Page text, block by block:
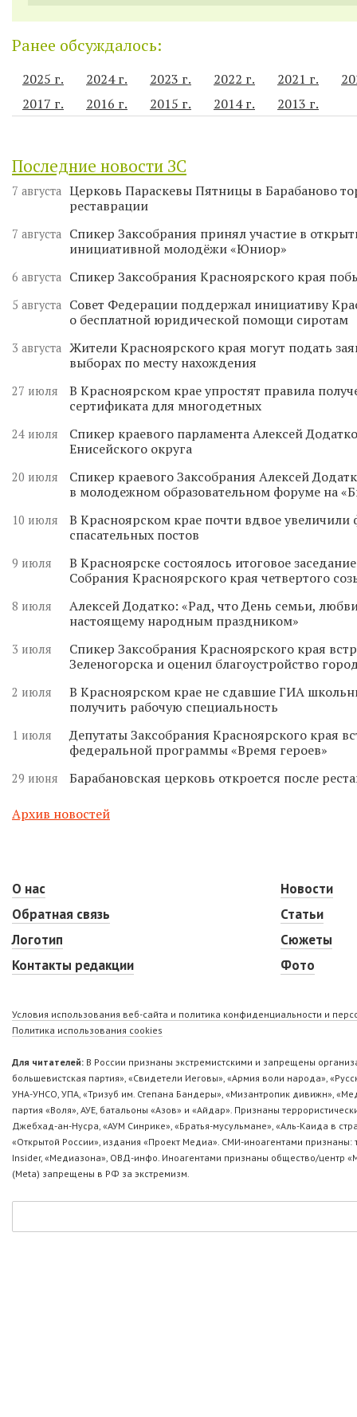
Ранее обсуждалось:
2025 г. 2024 г. 2023 г. 2022 г. 2021 г.
2017 г.
2016 г. 2015 г. 2014 г. 2013 г.
Последние новости ЗС
7 августа Церковь Параскевы Пятницы в Барабаново
реставрации
7 августа
Спикер Заксобрания принял участие в
инициативной молодёжи «Юниор»
6 августа Спикер Заксобрания Красноярского края
5 августа
Совет Федерации поддержал инициативу
о бесплатной юридической помощи сиротам
3 августа Жители Красноярского края могут подать
выборах по месту нахождения
27 июля
В Красноярском крае упростят правила
сертификата для многодетных
24 июля
Спикер краевого парламента Алексей
Енисейского округа
20 июля
Спикер краевого Заксобрания Алексей
в молодежном образовательном форуме на
10 июля
В Красноярском крае почти вдвое
спасательных постов
9 июля
В Красноярске состоялось итоговое
Собрания Красноярского края четвертого
8 июля
Алексей Додатко: «Рад, что День семьи,
настоящему народным праздником»
3 июля
Спикер Заксобрания Красноярского края
Зеленогорска и оценил благоустройство
2 июля
В Красноярском крае не сдавшие ГИА
получить рабочую специальность
1 июля
Депутаты Заксобрания Красноярского края
федеральной программы «Время героев»
29 июня Барабановская церковь откроется после
Архив новостей
О нас
Обратная связь
Логотип
Контакты редакции
Новости
Статьи
Сюжеты
Фото
Условия использования веб-сайта и политика конфиденциальности и
Политика использования cookies
Для читателей: В России признаны экстремистскими и запрещены
большевистская партия», «Свидетели Иеговы», «Армия воли народа»,
УНА-УНСО, УПА, «Тризуб им. Степана Бандеры», «Мизантропик дивижн»,
партия «Воля», АУЕ, батальоны «Азов» и «Айдар». Признаны
Джебхад-ан-Нусра, «АУМ Синрике», «Братья-мусульмане», «Аль-Каида в
«Открытой России», издания «Проект Медиа». СМИ-иноагентами
Insider, «Медиазона», ОВД-инфо. Иноагентами признаны общество/центр
(Metа) запрещены в РФ за экстремизм.